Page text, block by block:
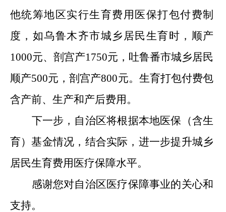
他统筹地区实行生育费用医保打包付费制
度，如乌鲁木齐市城乡居民生育时，顺产
1000元、剖宫产1750元，吐鲁番市城乡居民
顺产500元，剖宫产800元。生育打包付费包
含产前、生产和产后费用。
下一步，自治区将根据本地医保（含生
育）基金情况，结合实际，进一步提升城乡
居民生育费用医疗保障水平。
感谢您对自治区医疗保障事业的关心和
支持。